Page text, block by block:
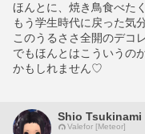
ほんとに、焼き鳥食べた
もう学生時代に戻った気
このうるささ全開のデコ
でもほんとはこういうの
かもしれません♡
Shio Tsukinami
Valefor [Meteor]